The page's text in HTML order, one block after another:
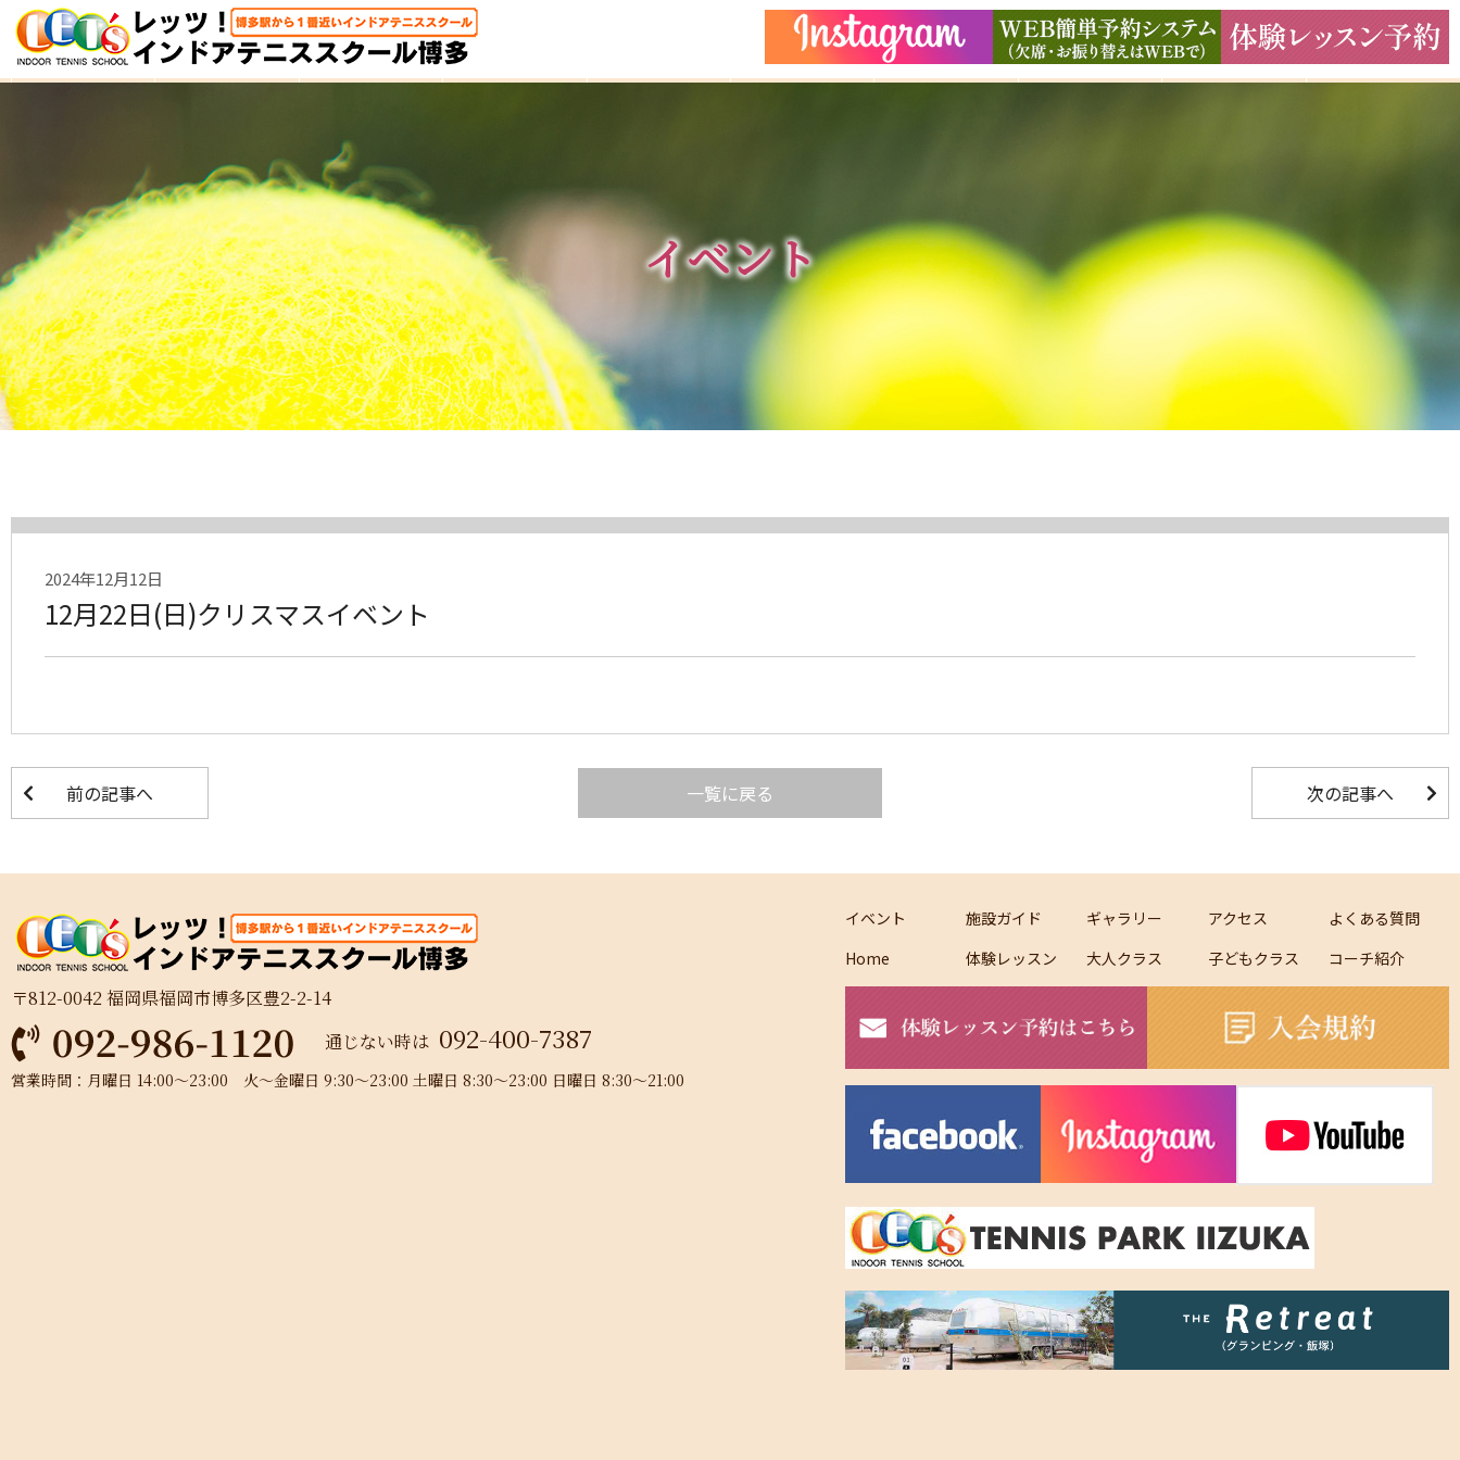
HOME 体験レッスン 大人クラス 子どもクラス イベント 施設ガイド ギャラリー アクセス よくある質問
イベント
2024年12月12日
12月22日(日)クリスマスイベント
前の記事へ 一覧に戻る 次の記事へ
〒812-0042 福岡県福岡市博多区豊2-2-14
通じない時は 092-400-7387
営業時間：月曜日 14:00～23:00 火～金曜日 9:30～23:00 土曜日 8:30～23:00 日曜日 8:30～21:00
イベント 施設ガイド ギャラリー アクセス
よくある質問
Home
体験レッスン 大人クラス 子どもクラス コーチ紹介